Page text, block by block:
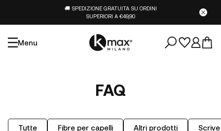
🚚 SPEDIZIONE GRATUITA SU ORDINI
SUPERIORI A €49,90
Menu
FAQ
Tutte Fibre per capelli Altri prodotti